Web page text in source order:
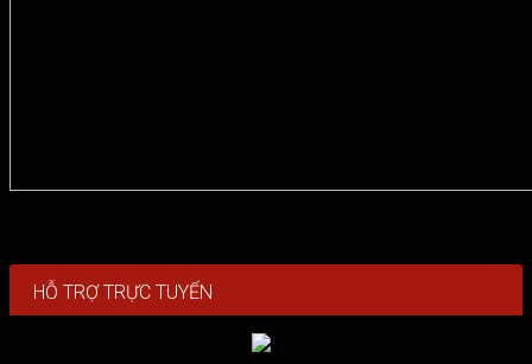
HỖ TRỢ TRỰC TUYẾN